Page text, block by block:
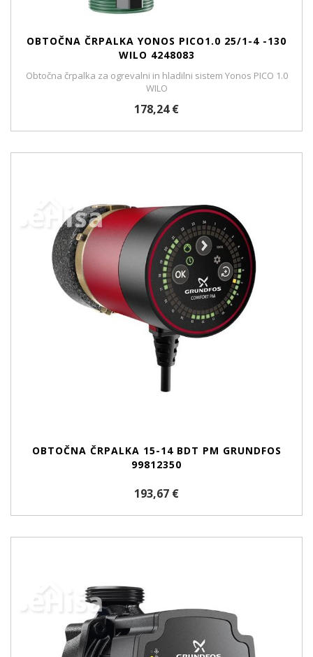
OBTOČNA ČRPALKA YONOS PICO1.0 25/1-4 -130
WILO 4248083
Obtočna črpalka za ogrevalni in hladilni sistem Yonos PICO 1.0
WILO
178,24 €
OBTOČNA ČRPALKA 15-14 BDT PM GRUNDFOS
99812350
193,67 €